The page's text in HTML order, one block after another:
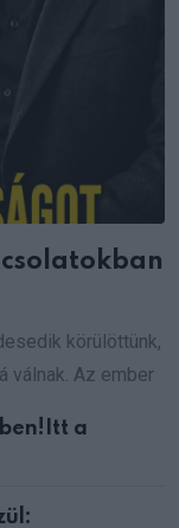
körülöttünk,
válnak. Az ember
a